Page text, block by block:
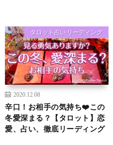
タロット占い リーディング
2020.12.08
辛口！お相手の気持ち❤️この
冬愛深まる？【タロット】恋
愛、占い、徹底リーディング